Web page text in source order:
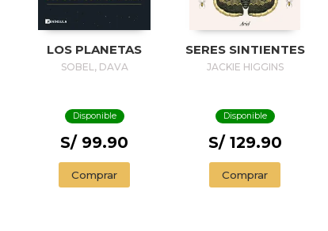
LOS PLANETAS
SOBEL, DAVA
Disponible
S/ 99.90
Comprar
SERES SINTIENTES
JACKIE HIGGINS
Disponible
S/ 129.90
Comprar